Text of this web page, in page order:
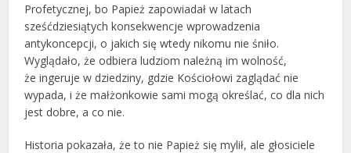
Profetycznej, bo Papież zapowiadał w latach
sześćdziesiątych konsekwencje wprowadzenia
antykoncepcji, o jakich się wtedy nikomu nie śniło.
Wyglądało, że odbiera ludziom należną im wolność,
że ingeruje w dziedziny, gdzie Kościołowi zaglądać nie
wypada, i że małżonkowie sami mogą określać, co dla nich
jest dobre, a co nie.
Historia pokazała, że to nie Papież się mylił, ale głosiciele